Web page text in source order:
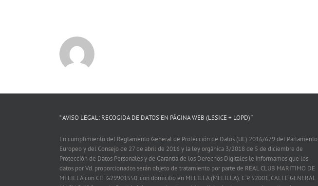
” AVISO LEGAL: RECOGIDA DE DATOS EN PÁGINA WEB (LSSICE + LOPD) “
En cumplimiento del Reglamento General de Protección de Datos (UE) 2016/679 del Parlamento
Europeo y del Consejo de 27 de abril de 2016 y la ley orgánica 3/2018 de 5 de diciembre de
Protección de Datos Personales y de Garantía de los Derechos Digitales le informamos que los
datos por Vd. proporcionados serán objeto de tratamiento por parte de REAL CLUB MARITIMO DE
MELILLA con CIF G29901550, con domicilio en MELILLA (MELILLA), C.P. 52001, CALLE GENERAL